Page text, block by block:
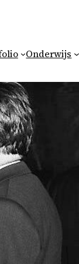
Onderwijs